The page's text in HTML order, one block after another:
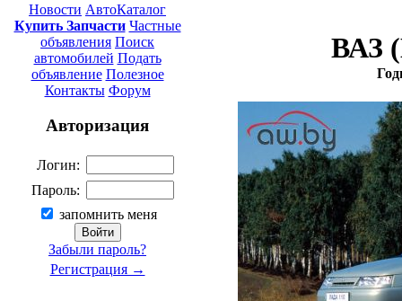
Новости АвтоКаталог
Купить Запчасти Частные
объявления Поиск
автомобилей Подать
объявление Полезное
Контакты Форум
Авторизация
Логин:
Пароль:
запомнить меня
Забыли пароль?
Регистрация →
ВАЗ